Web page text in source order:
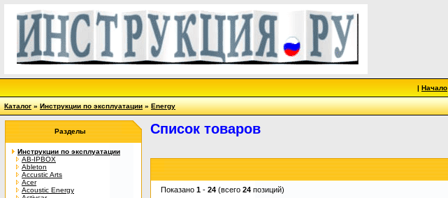
| Начало
Каталог»Инструкции по эксплуатации»Energy
Разделы
Инструкции по эксплуатации
AB-IPBOX
Ableton
Accustic Arts
Acer
Acoustic Energy
Список товаров
Показано 1 - 24 (всего 24 позиций)